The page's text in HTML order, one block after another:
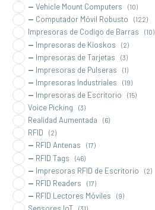
Vehicle Mount Computers (10)
Computador Móvil Robusto (122)
Impresoras de Codigo de Barras (10)
Impresoras de Kioskos (2)
Impresoras de Tarjetas (3)
Impresoras de Pulseras (1)
Impresoras Industriales (19)
Impresoras de Escritorio (15)
Voice Picking (3)
Realidad Aumentada (6)
RFID (2)
RFID Antenas (17)
RFID Tags (46)
Impresoras RFID de Escritorio (2)
RFID Readers (17)
RFID Lectores Móviles (9)
(31)